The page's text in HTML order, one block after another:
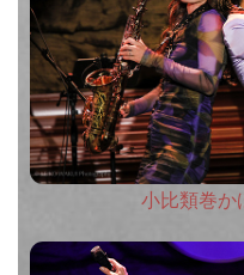
小比類巻か